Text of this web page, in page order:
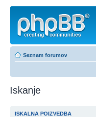
Seznam forumov
Iskanje
ISKALNA POIZVEDBA